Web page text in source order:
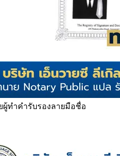
ผู้ทำคำรับรองลายมือชื่อ